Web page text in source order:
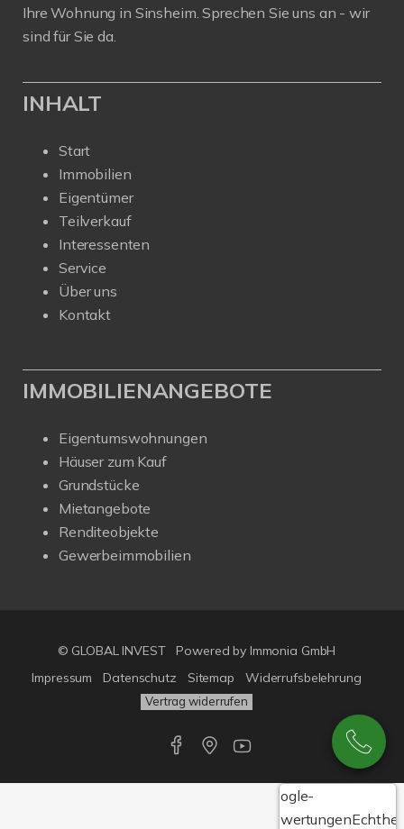
Ihre Wohnung in Sinsheim. Sprechen Sie uns an - wir
sind für Sie da.
INHALT
Start
Immobilien
Eigentümer
Teilverkauf
Interessenten
Service
Über uns
Kontakt
IMMOBILIENANGEBOTE
Eigentumswohnungen
Häuser zum Kauf
Grundstücke
Mietangebote
Renditeobjekte
Gewerbeimmobilien
© GLOBAL INVEST Powered by Immonia GmbH
Impressum
Datenschutz Sitemap Widerrufsbelehrung
Vertrag widerrufen
Google-
Bewertungen